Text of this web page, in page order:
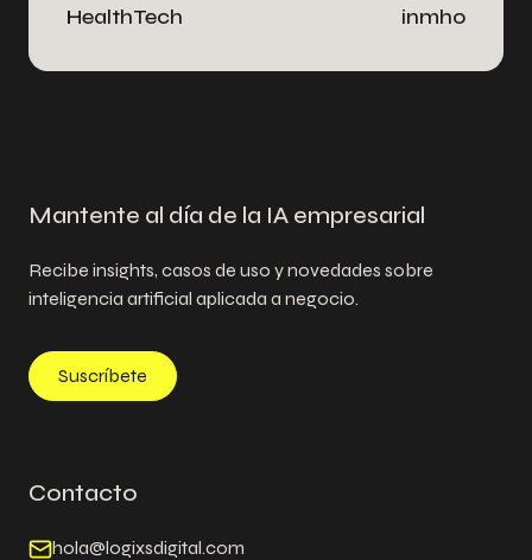
HealthTech inmho
Mantente al día de la IA empresarial
Recibe insights, casos de uso y novedades sobre
inteligencia artificial aplicada a negocio.
Suscríbete
Contacto
hola@logixsdigital.com